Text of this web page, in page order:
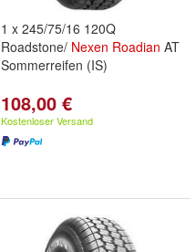
1 x 245/75/16 120Q
Roadstone/ Nexen Roadian AT
Sommerreifen (IS)
108,00 €
Kostenloser Versand